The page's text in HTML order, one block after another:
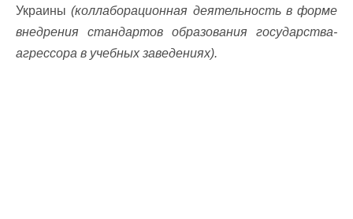
Украины(коллаборационная деятельность в форме
внедрения стандартов образования государства-
агрессора в учебных заведениях).